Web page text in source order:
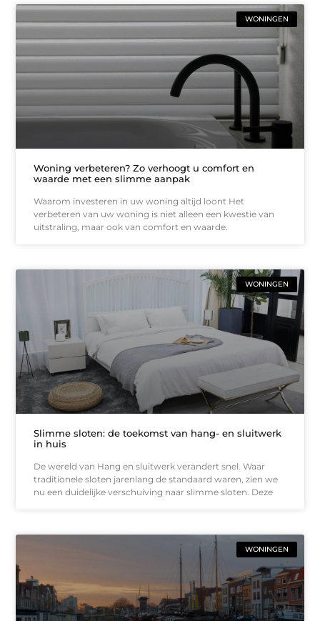
WONINGEN
Woning verbeteren? Zo verhoogt u comfort en
waarde met een slimme aanpak
Waarom investeren in uw woning altijd loont Het
verbeteren van uw woning is niet alleen een kwestie van
uitstraling, maar ook van comfort en waarde.
WONINGEN
Slimme sloten: de toekomst van hang- en sluitwerk
in huis
De wereld van Hang en sluitwerk verandert snel. Waar
traditionele sloten jarenlang de standaard waren, zien we
nu een duidelijke verschuiving naar slimme sloten. Deze
WONINGEN